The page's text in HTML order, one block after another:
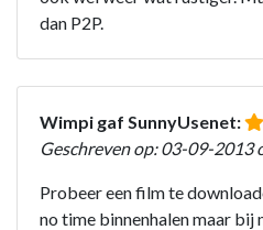
dan P2P.
Wimpi gaf SunnyUsenet:
Geschreven op: 03-09-2013
Probeer een film te
no time binnenhalen maar bij